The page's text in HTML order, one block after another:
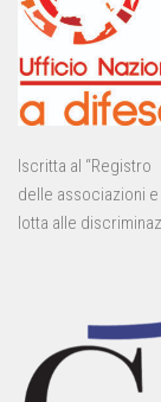
Iscritta al “Registro
delle associazioni
lotta alle